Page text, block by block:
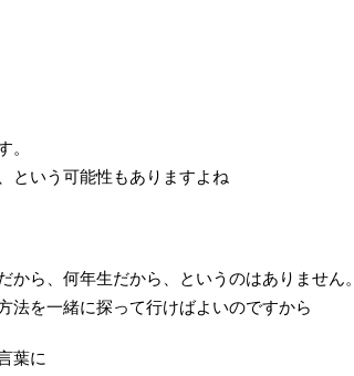
。
という可能性もありますよね
ら、何年生だから、というのはありません。
法を一緒に探って行けばよいのですから
葉に